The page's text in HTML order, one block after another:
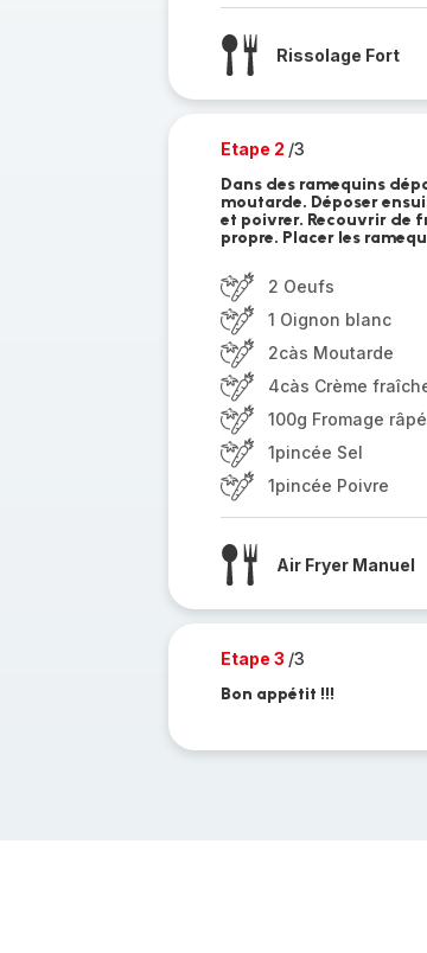
Rissolage Fort
Etape 2 /3
Dans des ramequins
moutarde. Déposer
et poivrer. Recouvrir de
propre. Placer les
2 Oeufs
1 Oignon blanc
2càs Moutarde
4càs Crème
100g Fromage râpé
1pincée Sel
1pincée Poivre
Air Fryer Manuel
Etape 3 /3
Bon appétit !!!